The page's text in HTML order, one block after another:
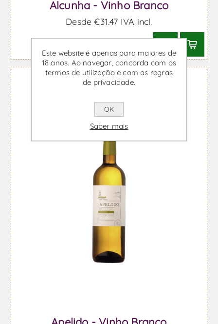
Alcunha - Vinho Branco
Desde €31,47 IVA incl.
Este website é apenas para maiores de
18 anos. Ao navegar, concorda com os
termos de utilização e com as regras
de privacidade.
OK
Saber mais